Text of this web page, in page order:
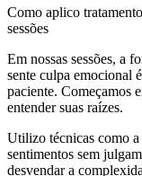
Como aplico
sessões
Em nossas sessões, a
sente culpa emocional
paciente. Começamos
entender suas raízes.
Utilizo técnicas como a
sentimentos sem
desvendar a